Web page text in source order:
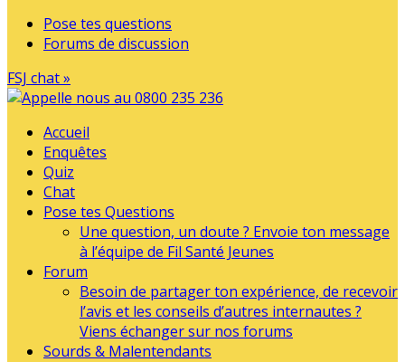
Pose tes questions
Forums de discussion
FSJ chat »
Accueil
Enquêtes
Quiz
Chat
Pose tes Questions
Une question, un doute ? Envoie ton message
à l’équipe de Fil Santé Jeunes
Forum
Besoin de partager ton expérience, de recevoir
l’avis et les conseils d’autres internautes ?
Viens échanger sur nos forums
Sourds & Malentendants